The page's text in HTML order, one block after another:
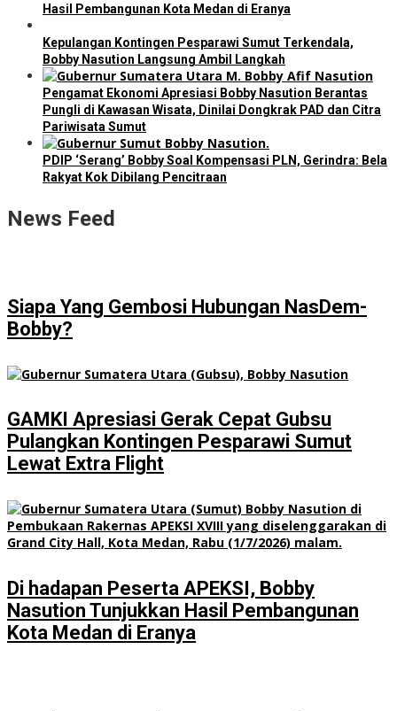
Hasil Pembangunan Kota Medan di Eranya
Kepulangan Kontingen Pesparawi Sumut Terkendala,
Bobby Nasution Langsung Ambil Langkah
Pengamat Ekonomi Apresiasi Bobby Nasution Berantas
Pungli di Kawasan Wisata, Dinilai Dongkrak PAD dan Citra
Pariwisata Sumut
PDIP ‘Serang’ Bobby Soal Kompensasi PLN, Gerindra: Bela
Rakyat Kok Dibilang Pencitraan
News Feed
Siapa Yang Gembosi Hubungan NasDem-
Bobby?
GAMKI Apresiasi Gerak Cepat Gubsu
Pulangkan Kontingen Pesparawi Sumut
Lewat Extra Flight
Di hadapan Peserta APEKSI, Bobby
Nasution Tunjukkan Hasil Pembangunan
Kota Medan di Eranya